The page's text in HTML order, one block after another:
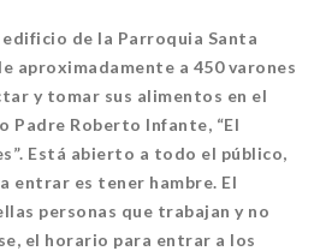
edificio de la Parroquia Santa
aproximadamente a 450 varones
y tomar sus alimentos en el
Padre Roberto Infante, “El
Está abierto a todo el público,
entrar es tener hambre. El
personas que trabajan y no
el horario para entrar a los